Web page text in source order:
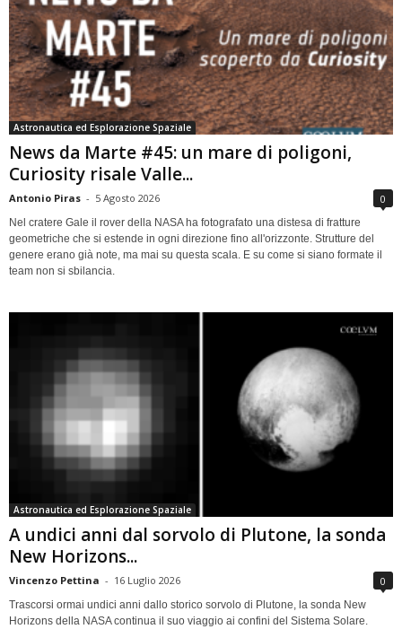
Astronautica ed Esplorazione Spaziale
News da Marte #45: un mare di poligoni,
Curiosity risale Valle...
Antonio Piras - 5 Agosto 2026 0
Nel cratere Gale il rover della NASA ha fotografato una distesa di fratture
geometriche che si estende in ogni direzione fino all'orizzonte. Strutture del
genere erano già note, ma mai su questa scala. E su come si siano formate il
team non si sbilancia.
Astronautica ed Esplorazione Spaziale
A undici anni dal sorvolo di Plutone, la sonda
New Horizons...
Vincenzo Pettina - 16 Luglio 2026 0
Trascorsi ormai undici anni dallo storico sorvolo di Plutone, la sonda New
Horizons della NASA continua il suo viaggio ai confini del Sistema Solare.